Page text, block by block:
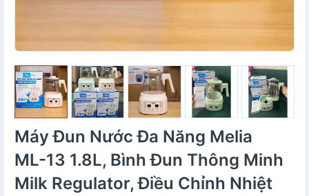
Máy Đun Nước Đa Năng Melia
ML-13 1.8L, Bình Đun Thông Minh
Milk Regulator, Điều Chỉnh Nhiệt